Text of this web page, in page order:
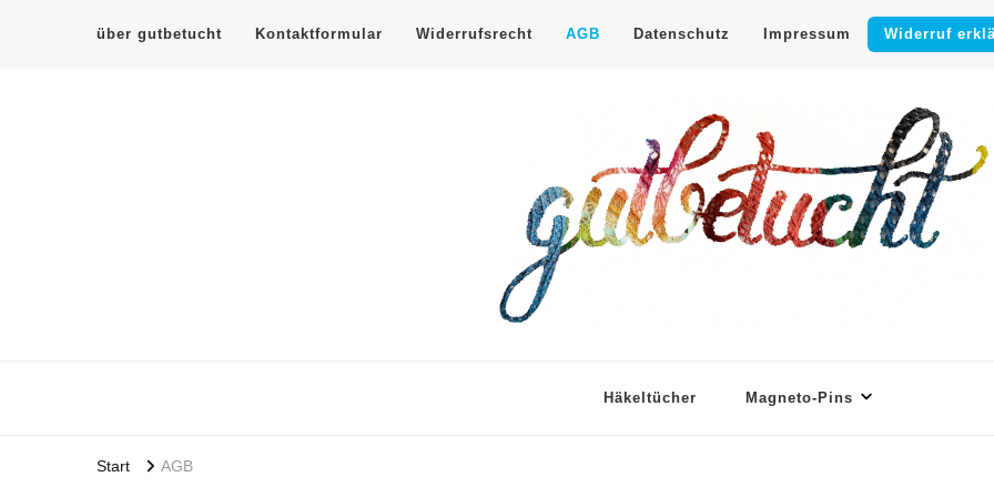
über gutbetucht Kontaktformular Widerrufsrecht AGB Datenschutz Impressum Widerruf
gutbetucht-shopHäkeltücher Magneto-Pins
Start AGB